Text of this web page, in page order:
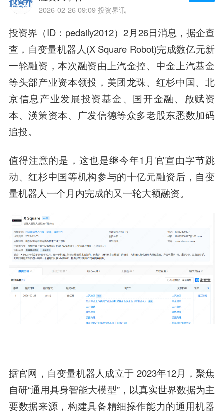
2026-02-26 09:09 投资界讯
投资界（ID：pedaily2012）2月26日消息，据企查
查，自变量机器人(X Square Robot)完成数亿元新
一轮融资，本次融资由上汽金控、中金上汽基金
等头部产业资本领投，美团龙珠、红杉中国、北
京信息产业发展投资基金、国开金融、啟赋资
本、渶策资本、广发信德等众多老股东悉数加码
追投。
值得注意的是，这也是继今年1月官宣由字节跳
动、红杉中国等机构参与的十亿元融资后，自变
量机器人一个月内完成的又一轮大额融资。
据官网，自变量机器人成立于 2023年12月，聚焦
自研“通用具身智能大模型”，以真实世界数据为主
要数据来源，构建具备精细操作能力的通用机器